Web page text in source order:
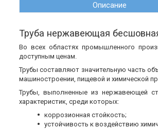
Описание
Труба нержавеющая
Во всех областях промышленного
доступным ценам.
Трубы составляют значительную часть
машиностроении, пищевой и химической
Трубы, выполненные из нержавеющей
характеристик, среди которых:
коррозионная стойкость;
устойчивость к воздействию